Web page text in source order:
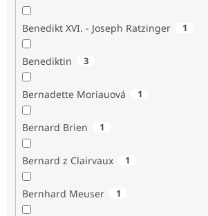
Benedikt XVI. - Joseph Ratzinger 1
Benediktin 3
Bernadette Moriauová 1
Bernard Brien 1
Bernard z Clairvaux 1
Bernhard Meuser 1